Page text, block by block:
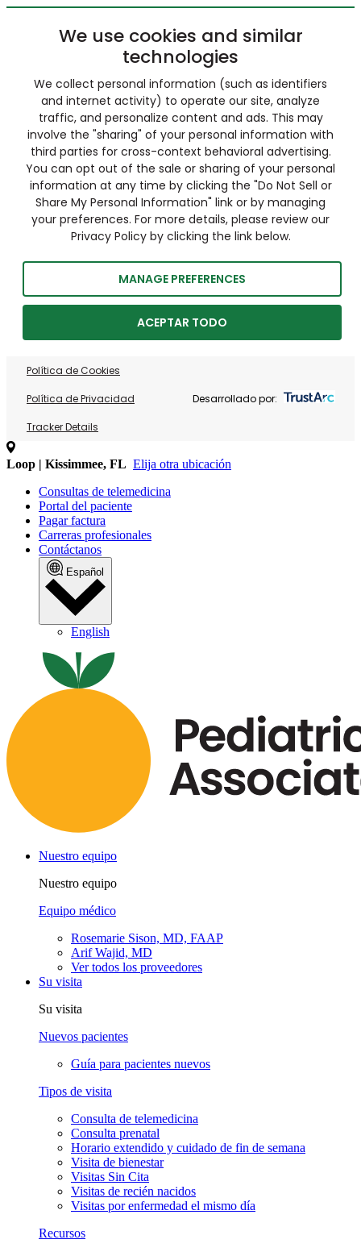
We use cookies and similar
technologies
We collect personal information (such as identifiers
and internet activity) to operate our site, analyze
traffic, and personalize content and ads. This may
involve the "sharing" of your personal information with
third parties for cross-context behavioral advertising.
You can opt out of the sale or sharing of your personal
information at any time by clicking the "Do Not Sell or
Share My Personal Information" link or by managing
your preferences. For more details, please review our
Privacy Policy by clicking the link below.
MANAGE PREFERENCES
ACEPTAR TODO
Política de Cookies
Política de Privacidad
Tracker Details
Desarrollado por:
Loop | Kissimmee, FL Elija otra ubicación
Consultas de telemedicina
Portal del paciente
Pagar factura
Carreras profesionales
Contáctanos
Español
English
Nuestro equipo
Nuestro equipo
Equipo médico
Rosemarie Sison, MD, FAAP
Arif Wajid, MD
Ver todos los proveedores
Su visita
Su visita
Nuevos pacientes
Guía para pacientes nuevos
Tipos de visita
Consulta de telemedicina
Consulta prenatal
Horario extendido y cuidado de fin de semana
Visita de bienestar
Visitas Sin Cita
Visitas de recién nacidos
Visitas por enfermedad el mismo día
Recursos